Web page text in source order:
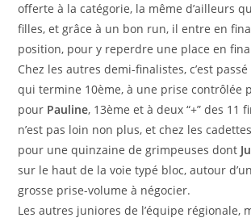
offerte à la catégorie, la même d’ailleurs
filles, et grâce à un bon run, il entre en
position, pour y reperdre une place en
Chez les autres demi-finalistes, c’est
qui termine 10ème, à une prise contrôlée
pour Pauline, 13ème et à deux “+” des 11
n’est pas loin non plus, et chez les
pour une quinzaine de grimpeuses dont
sur le haut de la voie typé bloc, autour
grosse prise-volume à négocier.
Les autres juniores de l’équipe régionale,